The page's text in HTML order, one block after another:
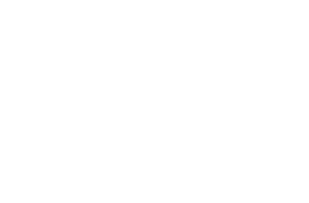
PKB Kecam Aksi Nirempati Nakes ke Pasien BPJS, Minta Pelaku Diberi